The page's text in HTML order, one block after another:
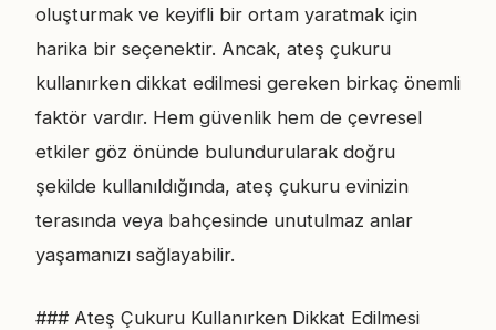
oluşturmak ve keyifli bir ortam yaratmak için
harika bir seçenektir. Ancak, ateş çukuru
kullanırken dikkat edilmesi gereken birkaç önemli
faktör vardır. Hem güvenlik hem de çevresel
etkiler göz önünde bulundurularak doğru
şekilde kullanıldığında, ateş çukuru evinizin
terasında veya bahçesinde unutulmaz anlar
yaşamanızı sağlayabilir.
### Ateş Çukuru Kullanırken Dikkat Edilmesi